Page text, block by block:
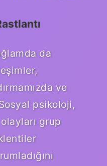
da
ler,
ve
psikoloji,
grup